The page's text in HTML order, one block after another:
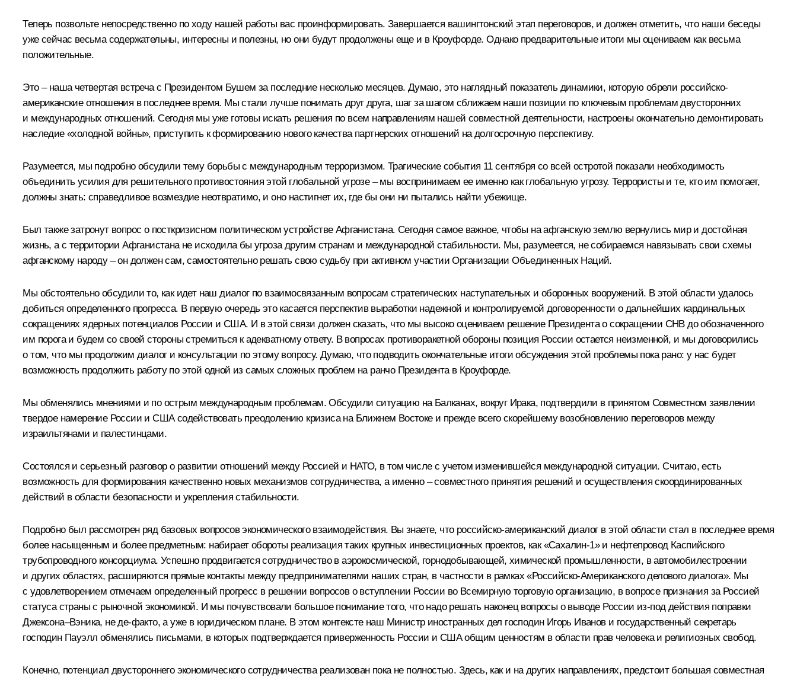
Теперь позвольте непосредственно по ходу нашей работы вас проинформировать. Завершается вашингтонский этап переговоров, и должен отметить, что наши беседы
уже сейчас весьма содержательны, интересны и полезны, но они будут продолжены еще и в Кроуфорде. Однако предварительные итоги мы оцениваем как весьма
положительные.
Это – наша четвертая встреча с Президентом Бушем за последние несколько месяцев. Думаю, это наглядный показатель динамики, которую обрели российско-
американские отношения в последнее время. Мы стали лучше понимать друг друга, шаг за шагом сближаем наши позиции по ключевым проблемам двусторонних
и международных отношений. Сегодня мы уже готовы искать решения по всем направлениям нашей совместной деятельности, настроены окончательно демонтировать
наследие «холодной войны», приступить к формированию нового качества партнерских отношений на долгосрочную перспективу.
Разумеется, мы подробно обсудили тему борьбы с международным терроризмом. Трагические события 11 сентября со всей остротой показали необходимость
объединить усилия для решительного противостояния этой глобальной угрозе – мы воспринимаем ее именно как глобальную угрозу. Террористы и те, кто им помогает,
должны знать: справедливое возмездие неотвратимо, и оно настигнет их, где бы они ни пытались найти убежище.
Был также затронут вопрос о посткризисном политическом устройстве Афганистана. Сегодня самое важное, чтобы на афганскую землю вернулись мир и достойная
жизнь, а с территории Афганистана не исходила бы угроза другим странам и международной стабильности. Мы, разумеется, не собираемся навязывать свои схемы
афганскому народу – он должен сам, самостоятельно решать свою судьбу при активном участии Организации Объединенных Наций.
Мы обстоятельно обсудили то, как идет наш диалог по взаимосвязанным вопросам стратегических наступательных и оборонных вооружений. В этой области удалось
добиться определенного прогресса. В первую очередь это касается перспектив выработки надежной и контролируемой договоренности о дальнейших кардинальных
сокращениях ядерных потенциалов России и США. И в этой связи должен сказать, что мы высоко оцениваем решение Президента о сокращении СНВ до обозначенного
им порога и будем со своей стороны стремиться к адекватному ответу. В вопросах противоракетной обороны позиция России остается неизменной, и мы договорились
о том, что мы продолжим диалог и консультации по этому вопросу. Думаю, что подводить окончательные итоги обсуждения этой проблемы пока рано: у нас будет
возможность продолжить работу по этой одной из самых сложных проблем на ранчо Президента в Кроуфорде.
Мы обменялись мнениями и по острым международным проблемам. Обсудили ситуацию на Балканах, вокруг Ирака, подтвердили в принятом Совместном заявлении
твердое намерение России и США содействовать преодолению кризиса на Ближнем Востоке и прежде всего скорейшему возобновлению переговоров между
израильтянами и палестинцами.
Состоялся и серьезный разговор о развитии отношений между Россией и НАТО, в том числе с учетом изменившейся международной ситуации. Считаю, есть
возможность для формирования качественно новых механизмов сотрудничества, а именно – совместного принятия решений и осуществления скоординированных
действий в области безопасности и укрепления стабильности.
Подробно был рассмотрен ряд базовых вопросов экономического взаимодействия. Вы знаете, что российско-американский диалог в этой области стал в последнее время
более насыщенным и более предметным: набирает обороты реализация таких крупных инвестиционных проектов, как «Сахалин-1» и нефтепровод Каспийского
трубопроводного консорциума. Успешно продвигается сотрудничество в аэрокосмической, горнодобывающей, химической промышленности, в автомобилестроении
и других областях, расширяются прямые контакты между предпринимателями наших стран, в частности в рамках «Российско-Американского делового диалога». Мы
с удовлетворением отмечаем определенный прогресс в решении вопросов о вступлении России во Всемирную торговую организацию, в вопросе признания за Россией
статуса страны с рыночной экономикой. И мы почувствовали большое понимание того, что надо решать наконец вопросы о выводе России из‑под действия поправки
Джексона–Вэника, не де-факто, а уже в юридическом плане. В этом контексте наш Министр иностранных дел господин Игорь Иванов и государственный секретарь
господин Пауэлл обменялись письмами, в которых подтверждается приверженность России и США общим ценностям в области прав человека и религиозных свобод.
Конечно, потенциал двустороннего экономического сотрудничества реализован пока не полностью. Здесь, как и на других направлениях, предстоит большая совместная